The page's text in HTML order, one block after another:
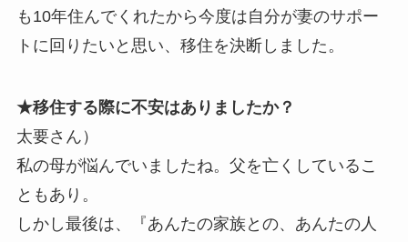
も10年住んでくれたから今度は自分が妻のサポー
トに回りたいと思い、移住を決断しました。
★移住する際に不安はありましたか？
太要さん）
私の母が悩んでいましたね。父を亡くしているこ
ともあり。
しかし最後は、『あんたの家族との、あんたの人